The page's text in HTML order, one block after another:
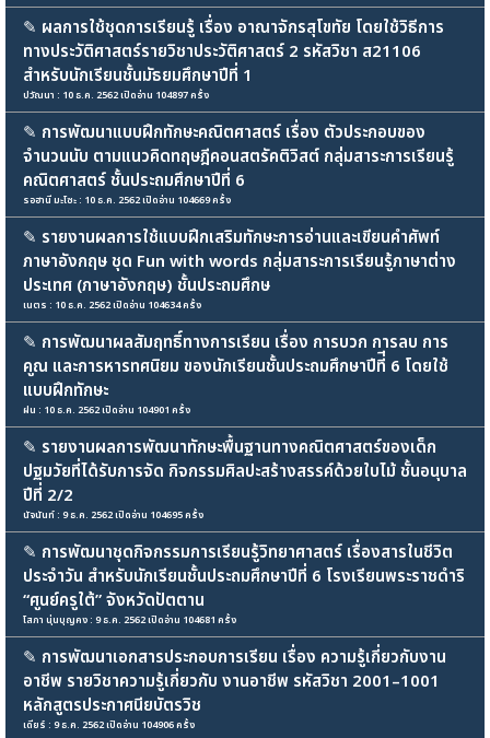
✎ ผลการใช้ชุดการเรียนรู้ เรื่อง อาณาจักรสุโขทัย โดยใช้วิธีการ
ทางประวัติศาสตร์รายวิชาประวัติศาสตร์ 2 รหัสวิชา ส21106
สำหรับนักเรียนชั้นมัธยมศึกษาปีที่ 1
ปวัณนา : 10 ธ.ค. 2562 เปิดอ่าน 104897 ครั้ง
✎ การพัฒนาแบบฝึกทักษะคณิตศาสตร์ เรื่อง ตัวประกอบของ
จำนวนนับ ตามแนวคิดทฤษฎีคอนสตรัคติวิสต์ กลุ่มสาระการเรียนรู้
คณิตศาสตร์ ชั้นประถมศึกษาปีที่ 6
รอฮานี มะโซะ : 10 ธ.ค. 2562 เปิดอ่าน 104669 ครั้ง
✎ รายงานผลการใช้แบบฝึกเสริมทักษะการอ่านและเขียนคำศัพท์
ภาษาอังกฤษ ชุด Fun with words กลุ่มสาระการเรียนรู้ภาษาต่าง
ประเทศ (ภาษาอังกฤษ) ชั้นประถมศึกษ
เนตร : 10 ธ.ค. 2562 เปิดอ่าน 104634 ครั้ง
✎ การพัฒนาผลสัมฤทธิ์ทางการเรียน เรื่อง การบวก การลบ การ
คูณ และการหารทศนิยม ของนักเรียนชั้นประถมศึกษาปีที่ี 6 โดยใช้
แบบฝึกทักษะ
ฝน : 10 ธ.ค. 2562 เปิดอ่าน 104901 ครั้ง
✎ รายงานผลการพัฒนาทักษะพื้นฐานทางคณิตศาสตร์ของเด็ก
ปฐมวัยที่ได้รับการจัด กิจกรรมศิลปะสร้างสรรค์ด้วยใบไม้ ชั้นอนุบาล
ปีที่ 2/2
นัจนันท์ : 9 ธ.ค. 2562 เปิดอ่าน 104695 ครั้ง
✎ การพัฒนาชุดกิจกรรมการเรียนรู้วิทยาศาสตร์ เรื่องสารในชีวิต
ประจำวัน สำหรับนักเรียนชั้นประถมศึกษาปีที่ 6 โรงเรียนพระราชดำริ
“ศูนย์ครูใต้” จังหวัดปัตตาน
โสภา นุ่นบุญคง : 9 ธ.ค. 2562 เปิดอ่าน 104681 ครั้ง
✎ การพัฒนาเอกสารประกอบการเรียน เรื่อง ความรู้เกี่ยวกับงาน
อาชีพ รายวิชาความรู้เกี่ยวกับ งานอาชีพ รหัสวิชา 2001–1001
หลักสูตรประกาศนียบัตรวิช
เดียร์ : 9 ธ.ค. 2562 เปิดอ่าน 104906 ครั้ง